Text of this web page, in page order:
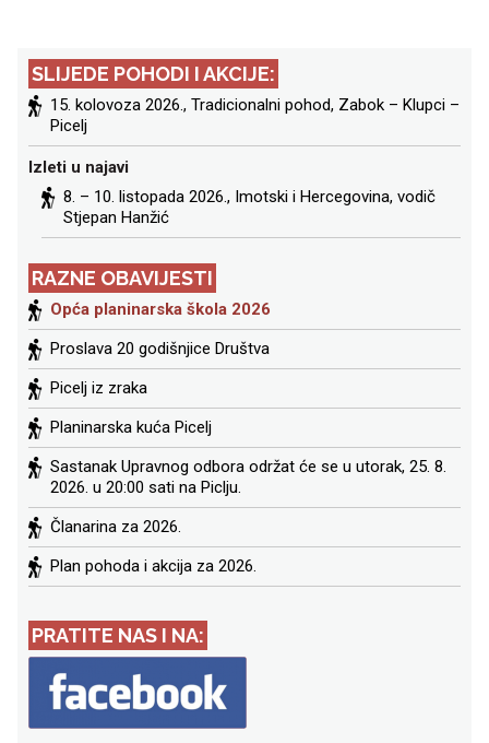
SLIJEDE POHODI I AKCIJE:
15. kolovoza 2026., Tradicionalni pohod, Zabok – Klupci –
Picelj
Izleti u najavi
8. – 10. listopada 2026., Imotski i Hercegovina, vodič
Stjepan Hanžić
RAZNE OBAVIJESTI
Opća planinarska škola 2026
Proslava 20 godišnjice Društva
Picelj iz zraka
Planinarska kuća Picelj
Sastanak Upravnog odbora održat će se u utorak, 25. 8.
2026. u 20:00 sati na Piclju.
Članarina za 2026.
Plan pohoda i akcija za 2026.
PRATITE NAS I NA: